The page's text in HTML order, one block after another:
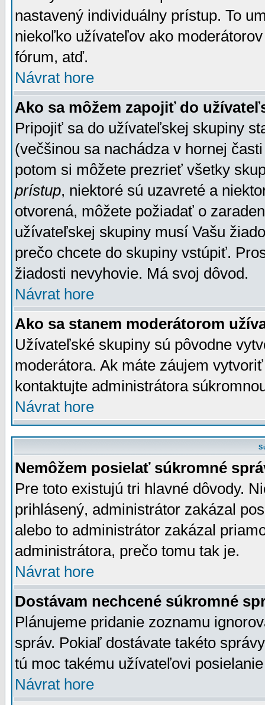
nastavený individuálny prístup. To
niekoľko užívateľov ako
fórum, atď.
Návrat hore
Ako sa môžem zapojiť do
Pripojiť sa do užívateľskej skupiny
(večšinou sa nachádza v hornej
potom si môžete prezrieť všetky
prístup, niektoré sú uzavreté a
otvorená, môžete požiadať o
užívateľskej skupiny musí Vašu
prečo chcete do skupiny vstúpiť.
žiadosti nevyhovie. Má svoj dôvod.
Návrat hore
Ako sa stanem moderátorom
Užívateľské skupiny sú pôvodne
moderátora. Ak máte záujem
kontaktujte administrátora
Návrat hore
Nemôžem posielať súkromné
Pre toto existujú tri hlavné dôvody.
prihlásený, administrátor zakázal
alebo to administrátor zakázal
administrátora, prečo tomu tak je.
Návrat hore
Dostávam nechcené súkromné
Plánujeme pridanie zoznamu
správ. Pokiaľ dostávate takéto
tú moc takému užívateľovi
Návrat hore